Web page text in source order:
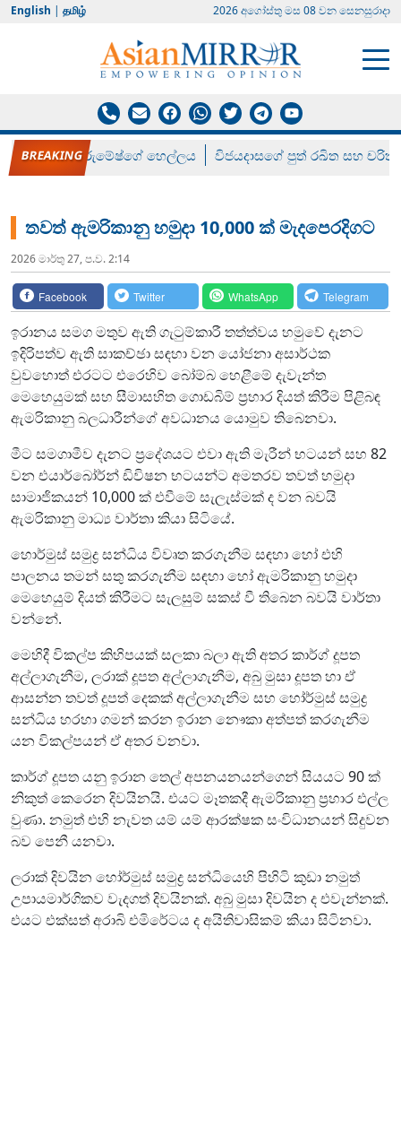
English | தமிழ் 2026 අගෝස්‍තු මස 08 වන සෙනසුරාදා
රන් ගෙනා රුමේෂ්ගේ හෙල්ලය විජයදාසගේ පුත් රඛිත සහ චරිත්
තවත් ඇමරිකානු හමුදා 10,000 ක් මැදපෙරදිගට
2026 මාර්තු 27, ප.ව. 2:14
Facebook Twitter WhatsApp Telegram
ඉරානය සමග මතුව ඇති ගැටුම්කාරී තත්ත්වය හමුවේ දැනට
ඉදිරිපත්ව ඇති සාකච්ඡා සඳහා වන යෝජනා අසාර්ථක
වුවහොත් එරටට එරෙහිව බෝම්බ හෙළීමේ දැවැන්ත
මෙහෙයුමක් සහ සීමාසහිත ගොඩබිම් ප්‍රහාර දියත් කිරීම පිළිබඳ
ඇමරිකානු බලධාරීන්ගේ අවධානය යොමුව තිබෙනවා.
මීට සමගාමීව දැනට ප්‍රදේශයට එවා ඇති මැරීන් භටයන් සහ 82
වන එයාර්බෝර්න් ඩිවිෂන භටයන්ට අමතරව තවත් හමුදා
සාමාජිකයන් 10,000 ක් එවීමේ සැලැස්මක් ද වන බවයි
ඇමරිකානු මාධ්‍ය වාර්තා කියා සිටියේ.
හොර්මුස් සමුද්‍ර සන්ධිය විවෘත කරගැනීම සඳහා හෝ එහි
පාලනය තමන් සතු කරගැනීම සඳහා හෝ ඇමරිකානු හමුදා
මෙහෙයුම් දියත් කිරීමට සැලසුම් සකස් වී තිබෙන බවයි වාර්තා
වන්නේ.
මෙහිදී විකල්ප කිහිපයක් සලකා බලා ඇති අතර කාර්ග් දූපත
අල්ලාගැනීම, ලරාක් දූපත අල්ලාගැනීම, අබු මුසා දූපත හා ඒ
ආසන්න තවත් දූපත් දෙකක් අල්ලාගැනීම සහ හෝර්මුස් සමුද්‍ර
සන්ධිය හරහා ගමන් කරන ඉරාන නෞකා අත්පත් කරගැනීම
යන විකල්පයන් ඒ අතර වනවා.
කාර්ග් දූපත යනු ඉරාන තෙල් අපනයනයන්ගෙන් සියයට 90 ක්
නිකුත් කෙරෙන දිවයිනයි. එයට මෑතකදී ඇමරිකානු ප්‍රහාර එල්ල
වුණා. නමුත් එහි නැවත යම් යම් ආරක්ෂක සංවිධානයන් සිදුවන
බව පෙනී යනවා.
ලරාක් දිවයින හෝර්මුස් සමුද්‍ර සන්ධියෙහි පිහිටි කුඩා නමුත්
උපායමාර්ගිකව වැදගත් දිවයිනක්. අබු මුසා දිවයින ද එවැන්නක්.
එයට එක්සත් අරාබි එමිරේටය ද අයිතිවාසිකම් කියා සිටිනවා.